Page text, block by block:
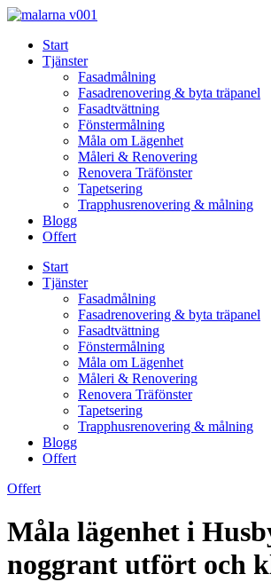
Skip
contentStart
Tjänster
Fasadmålning
Fasadrenovering & byta träpanel
Fasadtvättning
Fönstermålning
Måla om Lägenhet
Måleri & Renovering
Renovera Träfönster
Tapetsering
Trapphusrenovering & målning
Blogg
Offert
Start
Tjänster
Fasadmålning
Fasadrenovering & byta träpanel
Fasadtvättning
Fönstermålning
Måla om Lägenhet
Måleri & Renovering
Renovera Träfönster
Tapetsering
Trapphusrenovering & målning
Blogg
Offert
Offert
Måla lägenhet i
noggrant utfört och